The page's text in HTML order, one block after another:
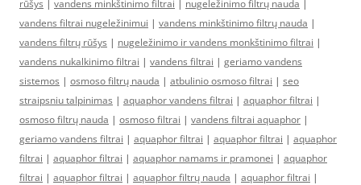
rūšys | vandens minkštinimo filtrai | nugeležinimo filtrų nauda |
vandens filtrai nugeležinimui | vandens minkštinimo filtrų nauda |
vandens filtrų rūšys | nugeležinimo ir vandens monkštinimo filtrai |
vandens nukalkinimo filtrai | vandens filtrai | geriamo vandens
sistemos | osmoso filtrų nauda | atbulinio osmoso filtrai | seo
straipsniu talpinimas | aquaphor vandens filtrai | aquaphor filtrai |
osmoso filtrų nauda | osmoso filtrai | vandens filtrai aquaphor |
geriamo vandens filtrai | aquaphor filtrai | aquaphor filtrai | aquaphor
filtrai | aquaphor filtrai | aquaphor namams ir pramonei | aquaphor
filtrai | aquaphor filtrai | aquaphor filtrų nauda | aquaphor filtrai |